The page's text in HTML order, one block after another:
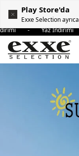
- Yaz
Play Store'da
Exxe Selection